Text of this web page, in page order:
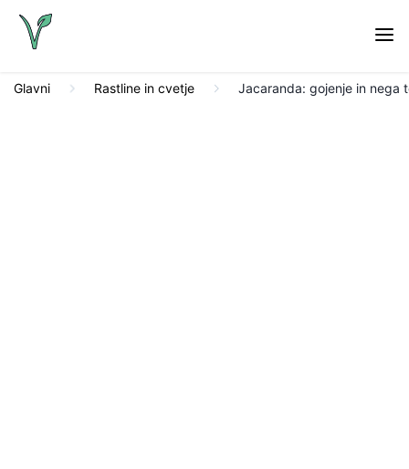
Glavni Rastline in cvetje Jacaranda: gojenje in nega